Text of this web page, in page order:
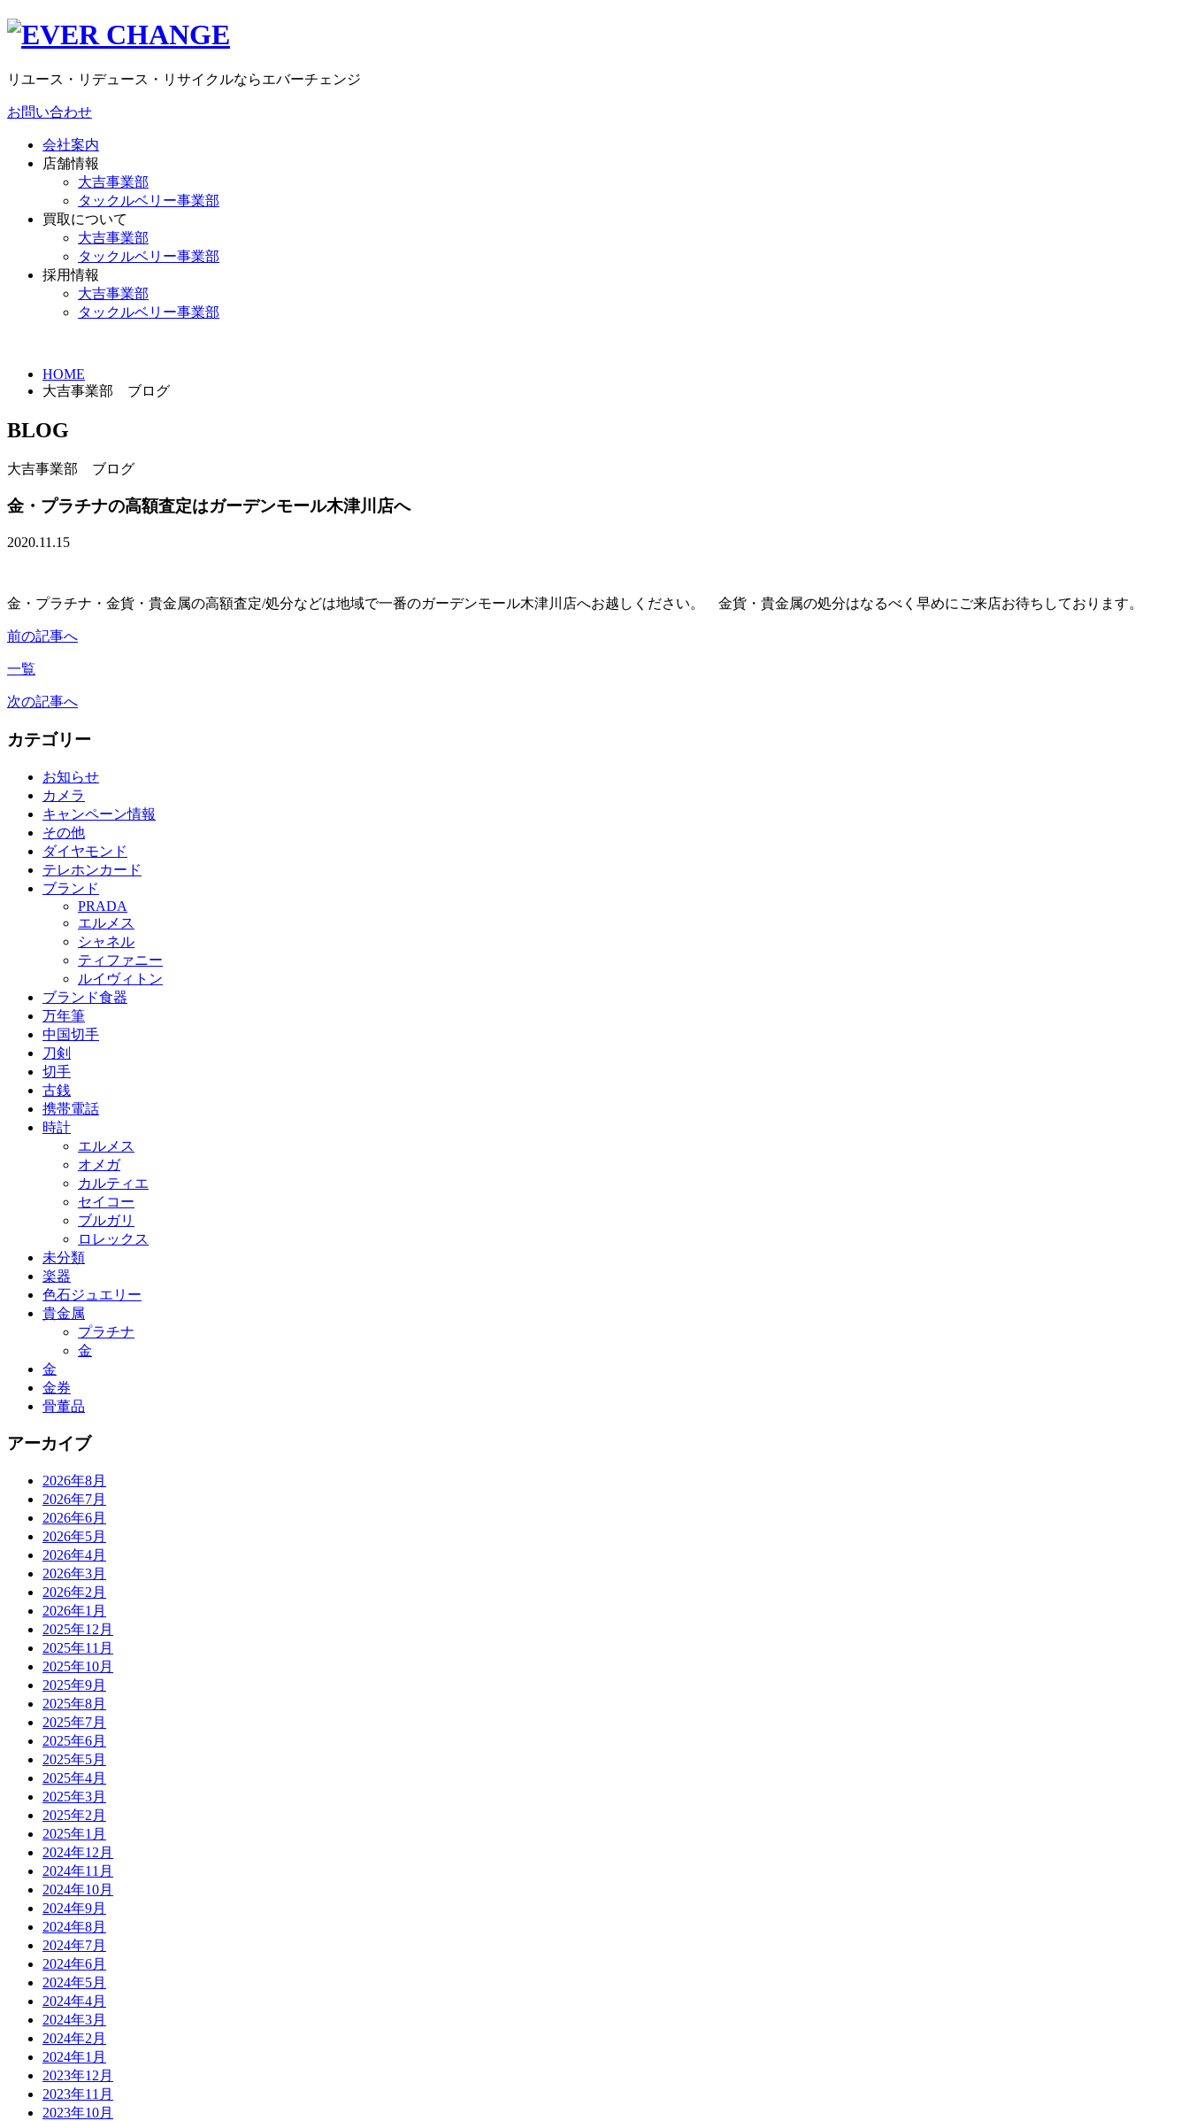
リユース・リデュース・リサイクルならエバーチェンジ
お問い合わせ
会社案内
店舗情報
大吉事業部
タックルベリー事業部
買取について
大吉事業部
タックルベリー事業部
採用情報
大吉事業部
タックルベリー事業部
HOME
大吉事業部 ブログ
BLOG
大吉事業部 ブログ
金・プラチナの高額査定はガーデンモール木津川店へ
2020.11.15
金・プラチナ・金貨・貴金属の高額査定/処分などは地域で一番のガーデンモール木津川店へお越しください。 金貨・貴金属の処分はなるべく早めにご来店お待ちしております。
前の記事へ
一覧
次の記事へ
カテゴリー
お知らせ
カメラ
キャンペーン情報
その他
ダイヤモンド
テレホンカード
ブランド
PRADA
エルメス
シャネル
ティファニー
ルイヴィトン
ブランド食器
万年筆
中国切手
刀剣
切手
古銭
携帯電話
時計
エルメス
オメガ
カルティエ
セイコー
ブルガリ
ロレックス
未分類
楽器
色石ジュエリー
貴金属
プラチナ
金
金
金券
骨董品
アーカイブ
2026年8月
2026年7月
2026年6月
2026年5月
2026年4月
2026年3月
2026年2月
2026年1月
2025年12月
2025年11月
2025年10月
2025年9月
2025年8月
2025年7月
2025年6月
2025年5月
2025年4月
2025年3月
2025年2月
2025年1月
2024年12月
2024年11月
2024年10月
2024年9月
2024年8月
2024年7月
2024年6月
2024年5月
2024年4月
2024年3月
2024年2月
2024年1月
2023年12月
2023年11月
2023年10月